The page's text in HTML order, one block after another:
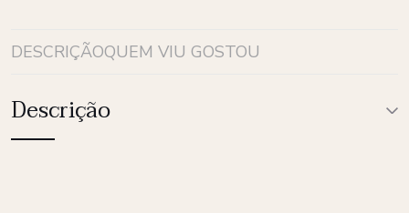
DESCRIÇÃOQUEM VIU GOSTOU
Descrição